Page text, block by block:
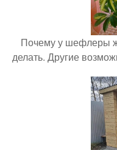
Почему у шефлеры
делать. Другие